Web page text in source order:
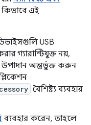
কিভাবে এই
USB
গ্যারান্টিযুক্ত নয়,
উপাদান অন্তর্ভুক্ত করুন
বৈশিষ্ট্য ব্যবহার
ব্যবহার করেন, তাহলে